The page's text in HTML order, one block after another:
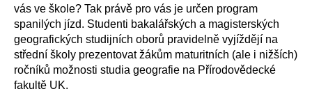
vás ve škole? Tak právě pro vás je určen program
spanilých jízd. Studenti bakalářských a magisterských
geografických studijních oborů pravidelně vyjíždějí na
střední školy prezentovat žákům maturitních (ale i nižších)
ročníků možnosti studia geografie na Přírodovědecké
fakultě UK.